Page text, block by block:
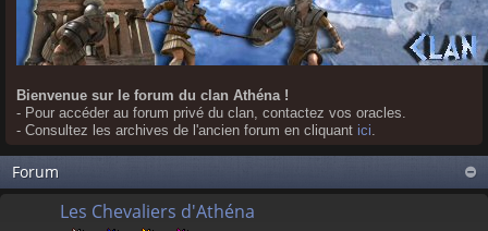
c
h
e
Bienvenue sur le forum du clan Athéna !
- Pour accéder au forum privé du clan, contactez vos oracles.
- Consultez les archives de l'ancien forum en cliquant ici.
Forum
Les Chevaliers d'Athéna